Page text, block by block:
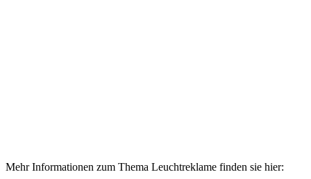
Mehr Informationen zum Thema Leuchtreklame finden sie hier: